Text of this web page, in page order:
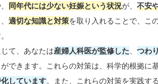
同年代には少ない妊娠という状況が、 不安
適切な知識と対策を取り入れることで、こ
て、あなたは産婦人科医が監修した
つわ
できます。これらの対策は、科学的根拠に
しています。また、これらの対策を実践す